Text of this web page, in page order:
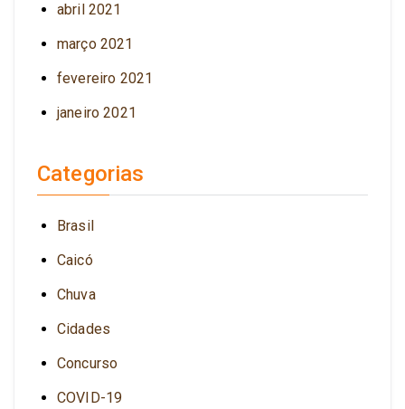
abril 2021
março 2021
fevereiro 2021
janeiro 2021
Categorias
Brasil
Caicó
Chuva
Cidades
Concurso
COVID-19